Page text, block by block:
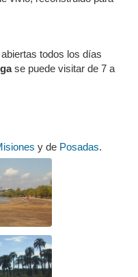
todos los días
se puede visitar de 7 a
y de Posadas.